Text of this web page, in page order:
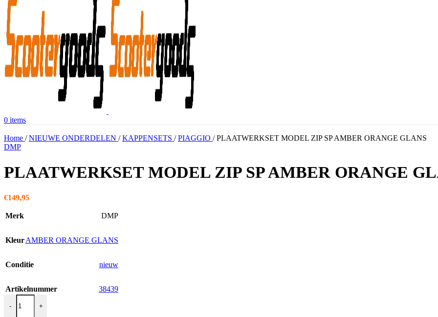
0 items
Home / NIEUWE ONDERDELEN / KAPPENSETS / PIAGGIO / PLAATWERKSET MODEL ZIP SP AMBER ORANGE GLANS
DMP
PLAATWERKSET MODEL ZIP SP AMBER ORANGE
€149,95
Merk DMP
KleurAMBER ORANGE GLANS
Conditie nieuw
Artikelnummer 38439
-
PLAATWERKSET MODEL ZIP SP AMBER ORANGE GLANS aantal
+